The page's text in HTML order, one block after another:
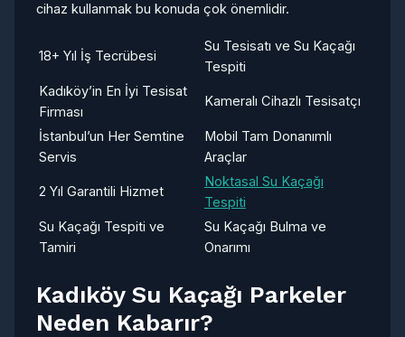
cihaz kullanmak bu konuda çok önemlidir.
18+ Yıl İş Tecrübesi
Su Tesisatı ve Su Kaçağı
Tespiti
Kadıköy’in En İyi Tesisat
Firması
Kameralı Cihazlı Tesisatçı
İstanbul’un Her Semtine
Servis
Mobil Tam Donanımlı
Araçlar
2 Yıl Garantili Hizmet
Noktasal Su Kaçağı
Tespiti
Su Kaçağı Tespiti ve
Tamiri
Su Kaçağı Bulma ve
Onarımı
Kadıköy Su Kaçağı Parkeler
Neden Kabarır?